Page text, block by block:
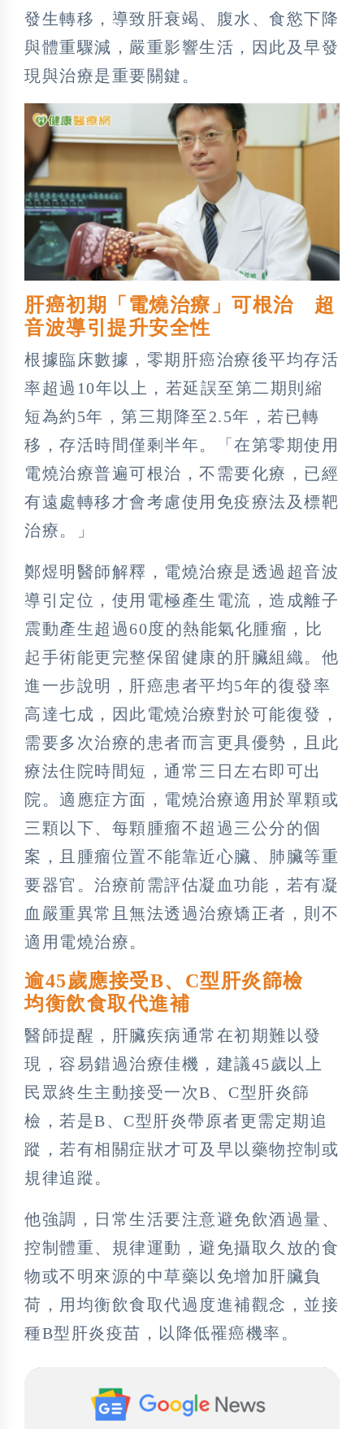
發生轉移，導致肝衰竭、腹水、食慾下降
與體重驟減，嚴重影響生活，因此及早發
現與治療是重要關鍵。
肝癌初期「電燒治療」可根治 超
音波導引提升安全性
根據臨床數據，零期肝癌治療後平均存活
率超過10年以上，若延誤至第二期則縮
短為約5年，第三期降至2.5年，若已轉
移，存活時間僅剩半年。「在第零期使用
電燒治療普遍可根治，不需要化療，已經
有遠處轉移才會考慮使用免疫療法及標靶
治療。」
鄭煜明醫師解釋，電燒治療是透過超音波
導引定位，使用電極產生電流，造成離子
震動產生超過60度的熱能氣化腫瘤，比
起手術能更完整保留健康的肝臟組織。他
進一步說明，肝癌患者平均5年的復發率
高達七成，因此電燒治療對於可能復發，
需要多次治療的患者而言更具優勢，且此
療法住院時間短，通常三日左右即可出
院。適應症方面，電燒治療適用於單顆或
三顆以下、每顆腫瘤不超過三公分的個
案，且腫瘤位置不能靠近心臟、肺臟等重
要器官。治療前需評估凝血功能，若有凝
血嚴重異常且無法透過治療矯正者，則不
適用電燒治療。
逾45歲應接受B、C型肝炎篩檢
均衡飲食取代進補
醫師提醒，肝臟疾病通常在初期難以發
現，容易錯過治療佳機，建議45歲以上
民眾終生主動接受一次B、C型肝炎篩
檢，若是B、C型肝炎帶原者更需定期追
蹤，若有相關症狀才可及早以藥物控制或
規律追蹤。
他強調，日常生活要注意避免飲酒過量、
控制體重、規律運動，避免攝取久放的食
物或不明來源的中草藥以免增加肝臟負
荷，用均衡飲食取代過度進補觀念，並接
種B型肝炎疫苗，以降低罹癌機率。